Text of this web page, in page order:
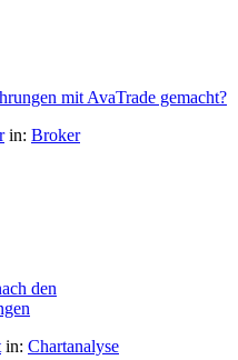
mit AvaTrade gemacht?
in: Broker
den
in: Chartanalyse